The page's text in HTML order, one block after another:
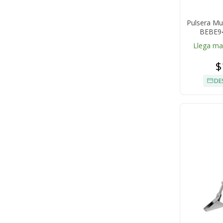
Pulsera
Llega